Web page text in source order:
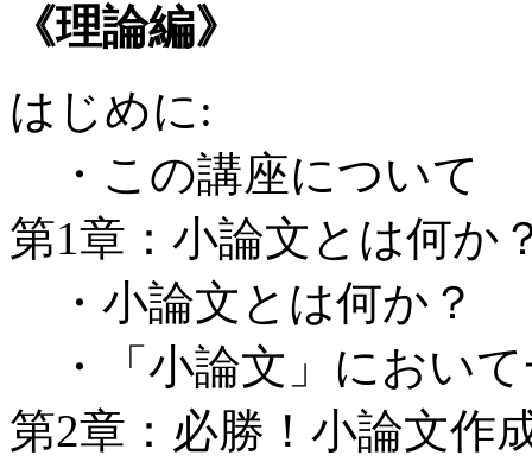
《理論編》
はじめに:
・この講座について
第1章：小論文とは何か
・小論文とは何か？
・「小論文」におい
第2章：必勝！小論文作